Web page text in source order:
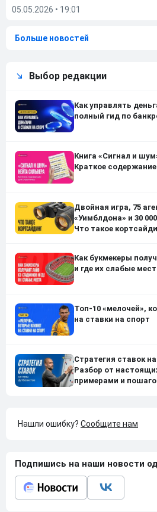
05.05.2026 • 19:01
Больше новостей
Выбор редакции
Как управлять
полный гид по
Книга «Сигнал и
Краткое
Двойная игра, 75
«Уимблдона» и 30
Что такое
Как букмекеры
и где их слабые
Топ-10 «мелочей»,
на ставки на спорт
Стратегия ставок
Разбор от
примерами и
Нашли ошибку? Сообщите нам
Подпишись на наши новости